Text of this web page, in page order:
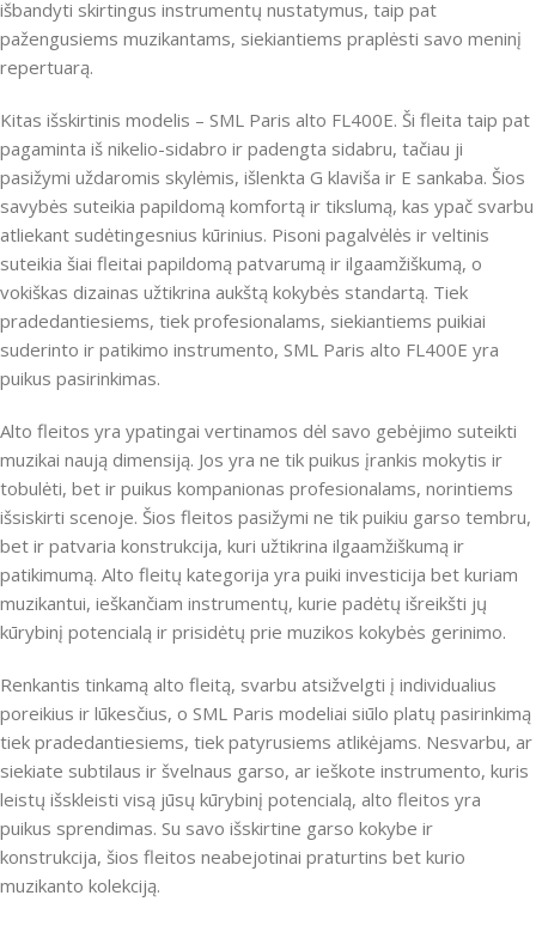
išbandyti skirtingus instrumentų nustatymus, taip pat
pažengusiems muzikantams, siekiantiems praplėsti savo meninį
repertuarą.
Kitas išskirtinis modelis – SML Paris alto FL400E. Ši fleita taip pat
pagaminta iš nikelio-sidabro ir padengta sidabru, tačiau ji
pasižymi uždaromis skylėmis, išlenkta G klaviša ir E sankaba. Šios
savybės suteikia papildomą komfortą ir tikslumą, kas ypač svarbu
atliekant sudėtingesnius kūrinius. Pisoni pagalvėlės ir veltinis
suteikia šiai fleitai papildomą patvarumą ir ilgaamžiškumą, o
vokiškas dizainas užtikrina aukštą kokybės standartą. Tiek
pradedantiesiems, tiek profesionalams, siekiantiems puikiai
suderinto ir patikimo instrumento, SML Paris alto FL400E yra
puikus pasirinkimas.
Alto fleitos yra ypatingai vertinamos dėl savo gebėjimo suteikti
muzikai naują dimensiją. Jos yra ne tik puikus įrankis mokytis ir
tobulėti, bet ir puikus kompanionas profesionalams, norintiems
išsiskirti scenoje. Šios fleitos pasižymi ne tik puikiu garso tembru,
bet ir patvaria konstrukcija, kuri užtikrina ilgaamžiškumą ir
patikimumą. Alto fleitų kategorija yra puiki investicija bet kuriam
muzikantui, ieškančiam instrumentų, kurie padėtų išreikšti jų
kūrybinį potencialą ir prisidėtų prie muzikos kokybės gerinimo.
Renkantis tinkamą alto fleitą, svarbu atsižvelgti į individualius
poreikius ir lūkesčius, o SML Paris modeliai siūlo platų pasirinkimą
tiek pradedantiesiems, tiek patyrusiems atlikėjams. Nesvarbu, ar
siekiate subtilaus ir švelnaus garso, ar ieškote instrumento, kuris
leistų išskleisti visą jūsų kūrybinį potencialą, alto fleitos yra
puikus sprendimas. Su savo išskirtine garso kokybe ir
konstrukcija, šios fleitos neabejotinai praturtins bet kurio
muzikanto kolekciją.